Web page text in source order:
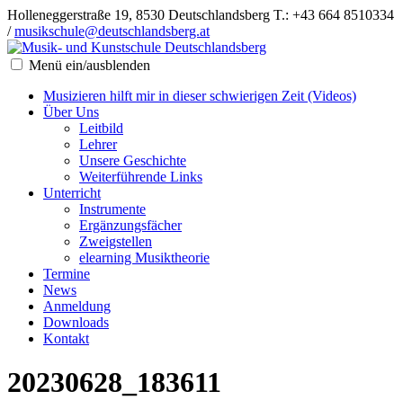
Holleneggerstraße 19, 8530 Deutschlandsberg T.: +43 664 8510334
/musikschule@deutschlandsberg.at
Menü ein/ausblenden
Musizieren hilft mir in dieser schwierigen Zeit (Videos)
Über Uns
Leitbild
Lehrer
Unsere Geschichte
Weiterführende Links
Unterricht
Instrumente
Ergänzungsfächer
Zweigstellen
elearning Musiktheorie
Termine
News
Anmeldung
Downloads
Kontakt
20230628_183611